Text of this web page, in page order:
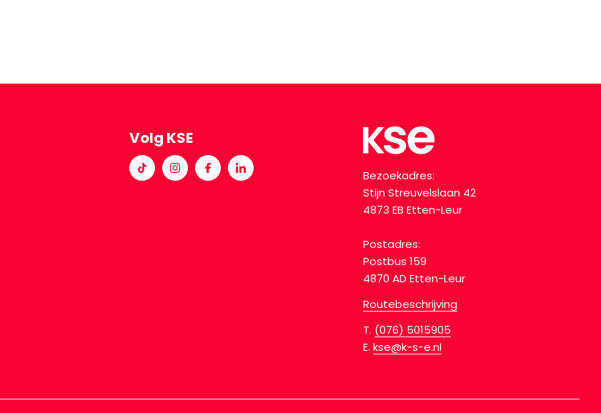
Volg KSE
Bezoekadres:
Stijn Streuvelslaan 42
4873 EB Etten-Leur
Postadres:
Postbus 159
4870 AD Etten-Leur
Routebeschrijving
T. (076) 5015905
E. kse@k-s-e.nl